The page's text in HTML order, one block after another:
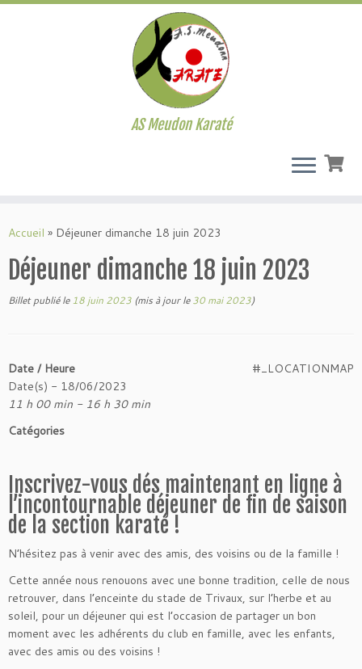
au
AS Meudon Karaté
Accueil » Déjeuner dimanche 18 juin 2023
Déjeuner dimanche 18 juin 2023
Billet publié le 18 juin 2023 (mis à jour le30 mai 2023)
#_LOCATIONMAP
Date / Heure
Date(s) - 18/06/2023
11 h 00 min - 16 h 30 min
Catégories
Inscrivez-vous dés maintenant en ligne à
l’incontournable déjeuner de fin de saison
de la section karaté !
N’hésitez pas à venir avec des amis, des voisins ou de la famille !
Cette année nous renouons avec une bonne tradition, celle de nous
retrouver, dans l’enceinte du stade de Trivaux, sur l’herbe et au
soleil, pour un déjeuner qui est l’occasion de partager un bon
moment avec les adhérents du club en famille, avec les enfants,
avec des amis ou des voisins !